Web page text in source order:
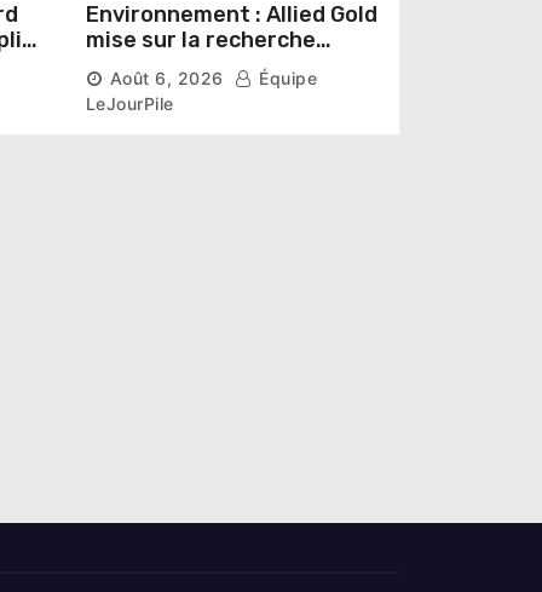
Environnement : Allied Gold
mise sur la recherche
scientifique pour restaurer
les sols de ses sites miniers
Août 6, 2026
Équipe
LeJourPile